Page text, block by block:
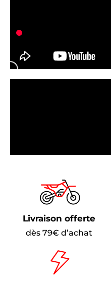
Livraison offerte
dès 79€ d’achat